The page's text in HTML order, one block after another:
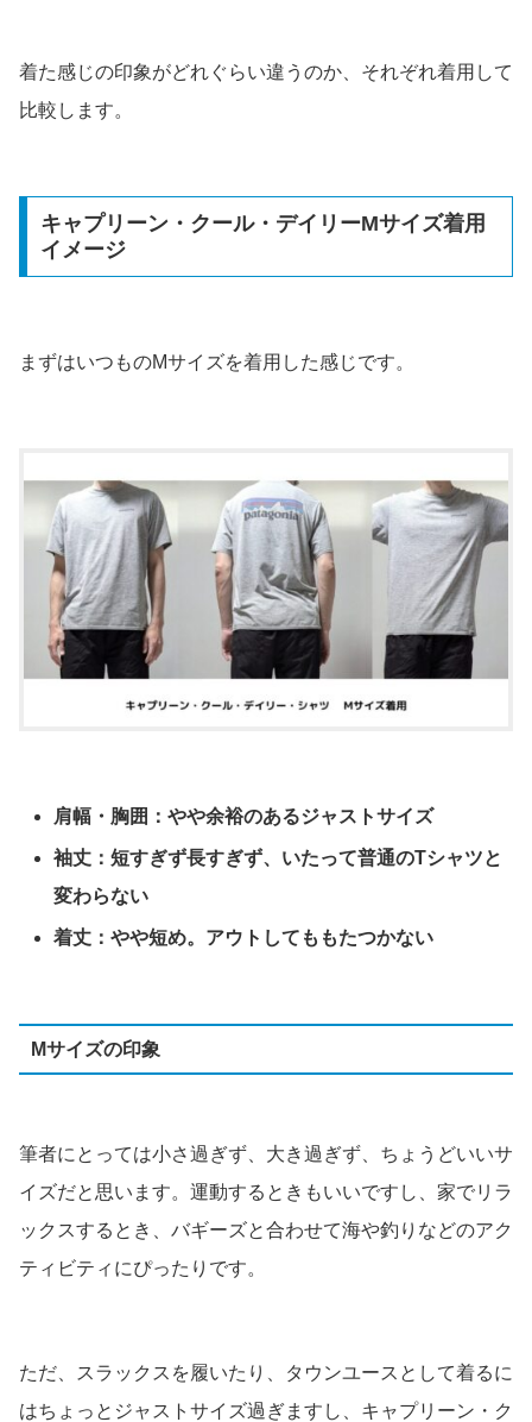
着た感じの印象がどれぐらい違うのか、それぞれ着用して
比較します。
キャプリーン・クール・デイリーMサイズ着用
イメージ
まずはいつものMサイズを着用した感じです。
肩幅・胸囲：やや余裕のあるジャストサイズ
袖丈：短すぎず長すぎず、いたって普通のTシャツと
変わらない
着丈：やや短め。アウトしてももたつかない
Mサイズの印象
筆者にとっては小さ過ぎず、大き過ぎず、ちょうどいいサ
イズだと思います。運動するときもいいですし、家でリラ
ックスするとき、バギーズと合わせて海や釣りなどのアク
ティビティにぴったりです。
ただ、スラックスを履いたり、タウンユースとして着るに
はちょっとジャストサイズ過ぎますし、キャプリーン・ク